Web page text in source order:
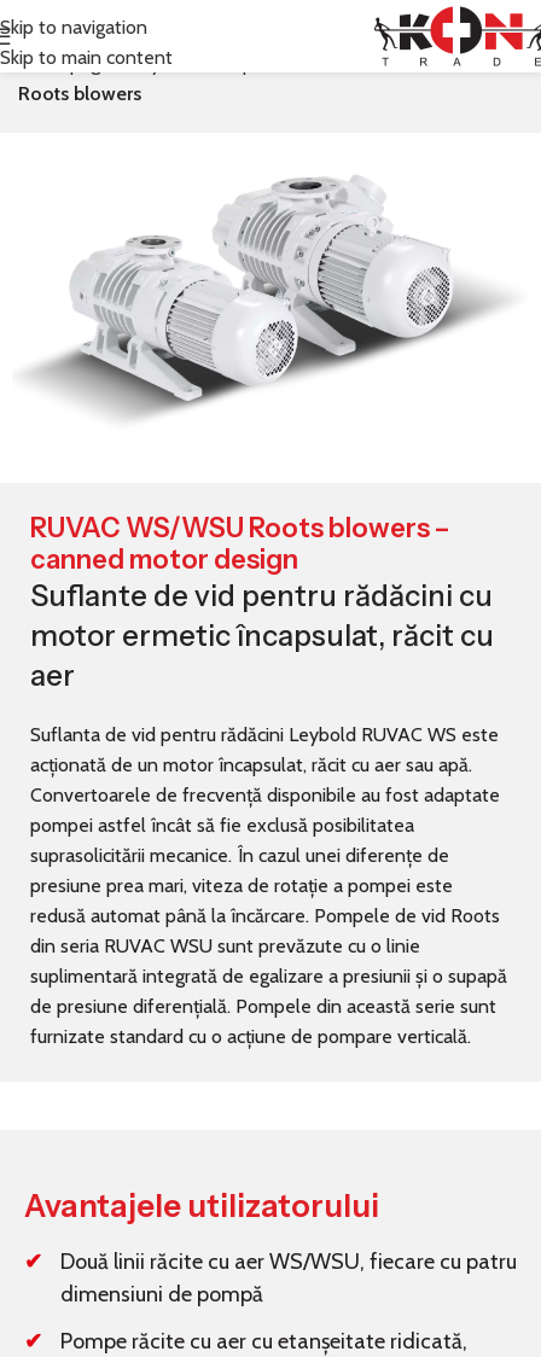
Skip to navigation
Skip to main content
Prima pagină Leybold
Pompe de vacuum (vid)
Roots blowers
RUVAC WS/WSU Roots blowers –
canned motor design
Suflante de vid pentru rădăcini cu
motor ermetic încapsulat, răcit cu
aer
Suflanta de vid pentru rădăcini Leybold RUVAC WS este
acționată de un motor încapsulat, răcit cu aer sau apă.
Convertoarele de frecvență disponibile au fost adaptate
pompei astfel încât să fie exclusă posibilitatea
suprasolicitării mecanice. În cazul unei diferențe de
presiune prea mari, viteza de rotație a pompei este
redusă automat până la încărcare. Pompele de vid Roots
din seria RUVAC WSU sunt prevăzute cu o linie
suplimentară integrată de egalizare a presiunii și o supapă
de presiune diferențială. Pompele din această serie sunt
furnizate standard cu o acțiune de pompare verticală.
Avantajele utilizatorului
Două linii răcite cu aer WS/WSU, fiecare cu patru
dimensiuni de pompă
Pompe răcite cu aer cu etanșeitate ridicată,